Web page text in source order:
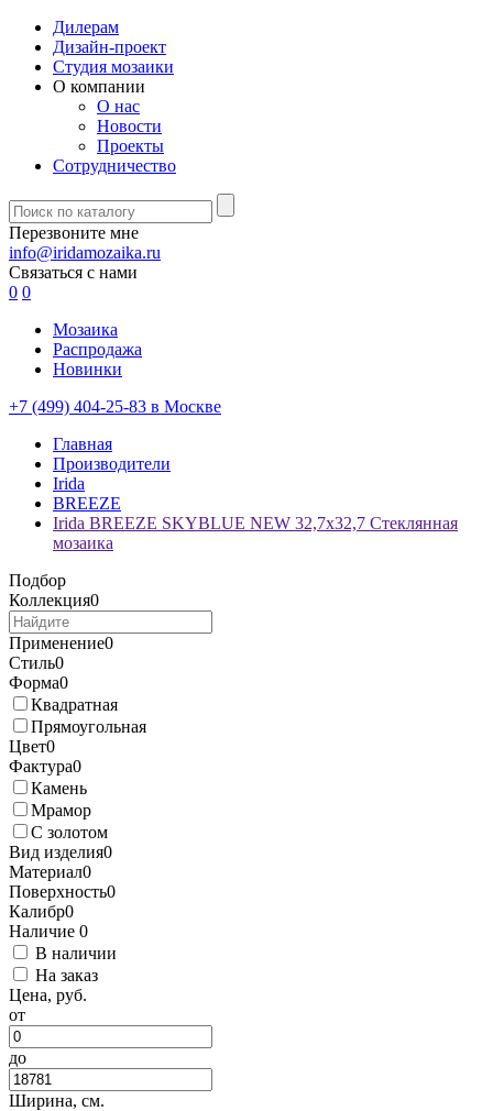
Дилерам
Дизайн-проект
Студия мозаики
О компании
О нас
Новости
Проекты
Сотрудничество
Перезвоните мне
info@iridamozaika.ru
Связаться с нами
0 0
Мозаика
Распродажа
Новинки
+7 (499) 404-25-83 в Москве
Главная
Производители
Irida
BREEZE
Irida BREEZE SKYBLUE NEW 32,7x32,7 Стеклянная
мозаика
Подбор
Коллекция0
Применение0
Стиль0
Форма0
Квадратная
Прямоугольная
Цвет0
Фактура0
Камень
Мрамор
С золотом
Вид изделия0
Материал0
Поверхность0
Калибр0
Наличие 0
В наличии
На заказ
Цена, руб.
от
до
Ширина, см.